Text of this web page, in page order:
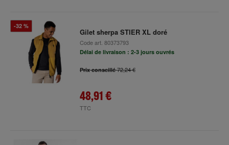
-32 %
Gilet sherpa STIER XL doré
Code art. 80373793
Délai de livraison : 2-3 jours ouvrés
Prix conseillé72,24 €
48,91 €
TTC